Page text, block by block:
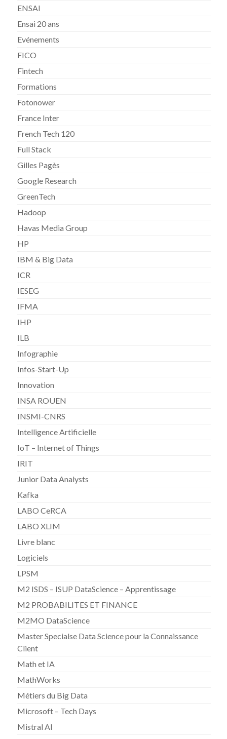
ENSAI
Ensai 20 ans
Evénements
FICO
Fintech
Formations
Fotonower
France Inter
French Tech 120
Full Stack
Gilles Pagès
Google Research
GreenTech
Hadoop
Havas Media Group
HP
IBM & Big Data
ICR
IESEG
IFMA
IHP
ILB
Infographie
Infos-Start-Up
Innovation
INSA ROUEN
INSMI-CNRS
Intelligence Artificielle
IoT – Internet of Things
IRIT
Junior Data Analysts
Kafka
LABO CeRCA
LABO XLIM
Livre blanc
Logiciels
LPSM
M2 ISDS – ISUP DataScience – Apprentissage
M2 PROBABILITES ET FINANCE
M2MO DataScience
Master Specialse Data Science pour la Connaissance
Client
Math et IA
MathWorks
Métiers du Big Data
Microsoft – Tech Days
Mistral AI